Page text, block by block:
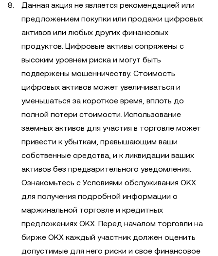
Данная акция не является рекомендацией или
предложением покупки или продажи цифровых
активов или любых других финансовых
продуктов. Цифровые активы сопряжены с
высоким уровнем риска и могут быть
подвержены мошенничеству. Стоимость
цифровых активов может увеличиваться и
уменьшаться за короткое время, вплоть до
полной потери стоимости. Использование
заемных активов для участия в торговле может
привести к убыткам, превышающим ваши
собственные средства, и к ликвидации ваших
активов без предварительного уведомления.
Ознакомьтесь с Условиями обслуживания OKX
для получения подробной информации о
маржинальной торговле и кредитных
предложениях OKX. Перед началом торговли на
бирже OKX каждый участник должен оценить
допустимые для него риски и свое финансовое